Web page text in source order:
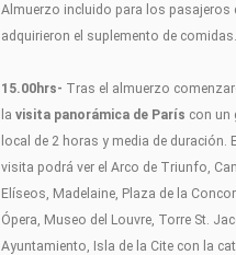
Almuerzo incluido para los pasajeros
adquirieron el suplemento de comidas.
15.00hrs- Tras el almuerzo
la visita panorámica de París con un
local de 2 horas y media de duración.
visita podrá ver el Arco de Triunfo,
Elíseos, Madelaine, Plaza de la
Ópera, Museo del Louvre, Torre St.
Ayuntamiento, Isla de la Cite con la